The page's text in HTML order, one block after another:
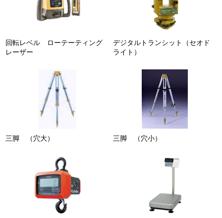
回転レベル ローテーティング
レーザー
デジタルトランシット（セオド
ライト）
三脚 （穴大） 三脚 （穴小）